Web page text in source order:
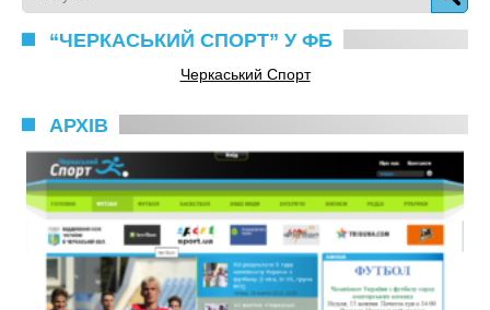
“ЧЕРКАСЬКИЙ СПОРТ” У ФБ
Черкаський Спорт
АРХІВ